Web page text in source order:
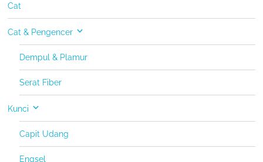
Cat
Cat & Pengencer
Dempul & Plamur
Serat Fiber
Kunci
Capit Udang
Engsel